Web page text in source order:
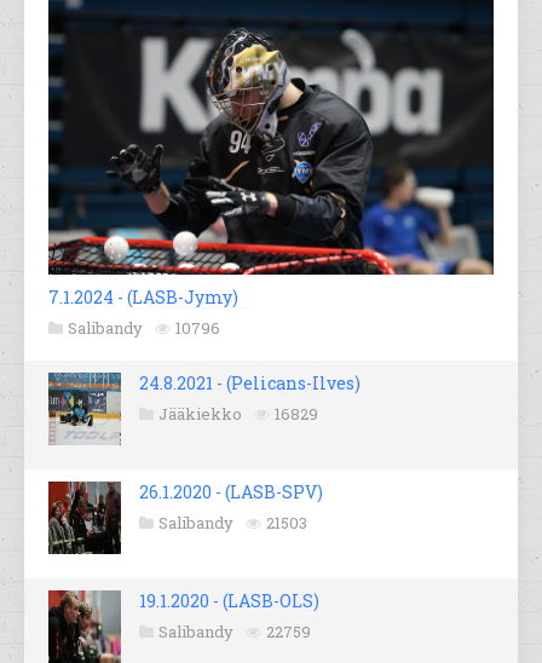
7.1.2024 - (LASB-Jymy)
Salibandy 10796
24.8.2021 - (Pelicans-Ilves)
Jääkiekko 16829
26.1.2020 - (LASB-SPV)
Salibandy 21503
19.1.2020 - (LASB-OLS)
Salibandy 22759